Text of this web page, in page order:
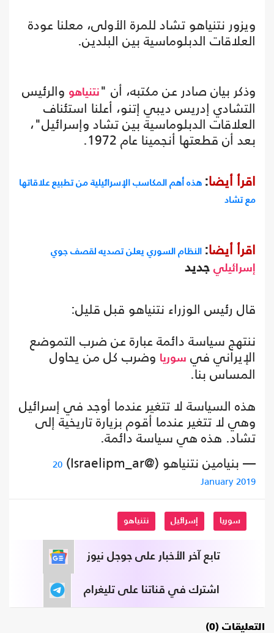
ويزور نتنياهو تشاد للمرة الأولى، معلنا عودة
العلاقات الدبلوماسية بين البلدين.
وذكر بيان صادر عن مكتبه، أن " نتنياهو والرئيس
التشادي إدريس ديبي إتنو، أعلنا استئناف
العلاقات الدبلوماسية بين تشاد وإسرائيل"،
بعد أن قطعتها أنجمينا عام 1972.
اقرأ أيضا: هذه أهم المكاسب الإسرائيلية من تطبيع علاقاتها
مع تشاد
اقرأ أيضا: النظام السوري يعلن تصديه لقصف جوي
إسرائيلي جديد
قال رئيس الوزراء نتنياهو قبل قليل:
ننتهج سياسة دائمة عبارة عن ضرب التموضع
الإيراني في سوريا وضرب كل من يحاول
المساس بنا.
هذه السياسة لا تتغير عندما أوجد في إسرائيل
وهي لا تتغير عندما أقوم بزيارة تاريخية إلى
تشاد. هذه هي سياسة دائمة.
— بنيامين نتنياهو (@Israelipm_ar)
20
January 2019
سوريا إسرائيل نتنياهو
تابع آخر الأخبار على جوجل نيوز
اشترك في قناتنا على تليغرام
التعليقات (0)